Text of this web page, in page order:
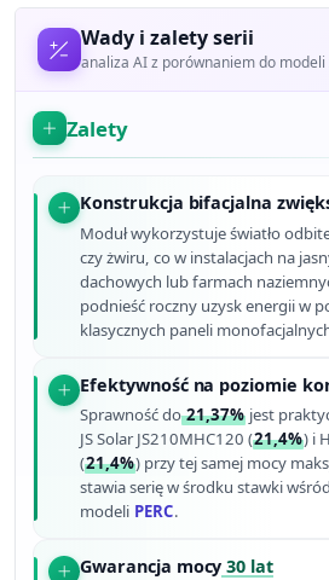
Wady i zalety serii
analiza AI z porównaniem do
Zalety
Konstrukcja bifacjalna
Moduł wykorzystuje światło
czy żwiru, co w instalacjach na
dachowych lub farmach
podnieść roczny uzysk energii w
klasycznych paneli
Efektywność na poziomie
Sprawność do21,37% jest
JS Solar JS210MHC120 (21,4%) i
(21,4%) przy tej samej mocy
stawia serię w środku stawki
modeli PERC.
Gwarancja mocy 30 lat